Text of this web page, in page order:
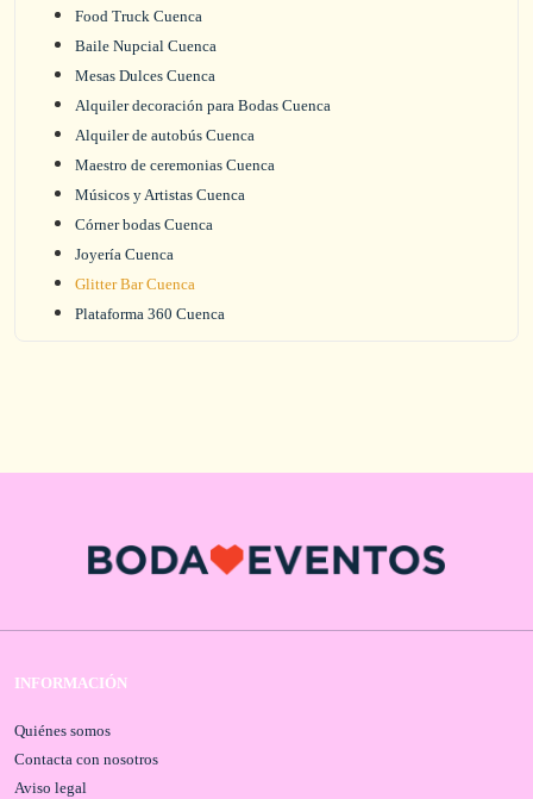
Food Truck Cuenca
Baile Nupcial Cuenca
Mesas Dulces Cuenca
Alquiler decoración para Bodas Cuenca
Alquiler de autobús Cuenca
Maestro de ceremonias Cuenca
Músicos y Artistas Cuenca
Córner bodas Cuenca
Joyería Cuenca
Glitter Bar Cuenca
Plataforma 360 Cuenca
INFORMACIÓN
Quiénes somos
Contacta con nosotros
Aviso legal